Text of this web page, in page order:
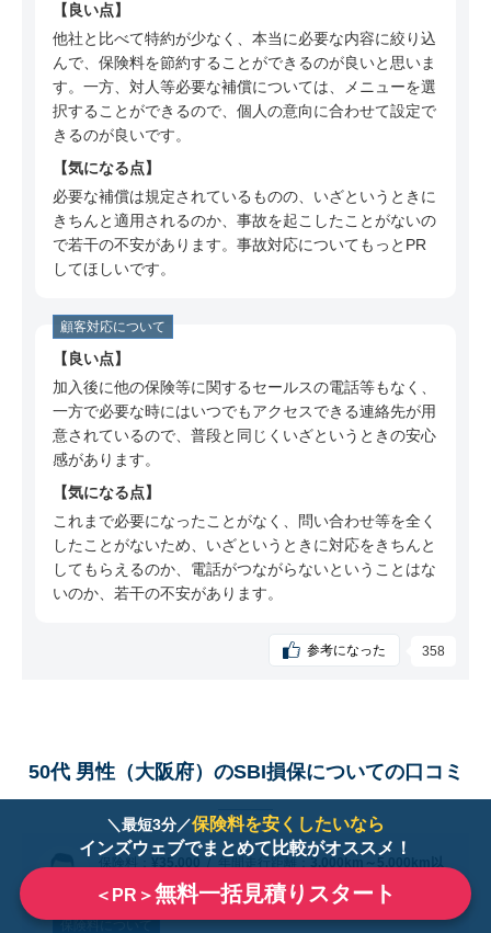
良い点
他社と比べて特約が少なく、本当に必要な内容に絞り込
んで、保険料を節約することができるのが良いと思いま
す。一方、対人等必要な補償については、メニューを選
択することができるので、個人の意向に合わせて設定で
きるのが良いです。
気になる点
必要な補償は規定されているものの、いざというときに
きちんと適用されるのか、事故を起こしたことがないの
で若干の不安があります。事故対応についてもっとPR
してほしいです。
顧客対応について
良い点
加入後に他の保険等に関するセールスの電話等もなく、
一方で必要な時にはいつでもアクセスできる連絡先が用
意されているので、普段と同じくいざというときの安心
感があります。
気になる点
これまで必要になったことがなく、問い合わせ等を全く
したことがないため、いざというときに対応をきちんと
してもらえるのか、電話がつながらないということはな
いのか、若干の不安があります。
参考になった 358
50代 男性（大阪府）のSBI損保についての口コミ
トヨタ・エスクァイア 既婚・配偶者あり・子4人
保険料について
＼最短3分／保険料を安くしたいなら
インズウェブでまとめて比較がオススメ！
＜PR＞無料一括見積りスタート